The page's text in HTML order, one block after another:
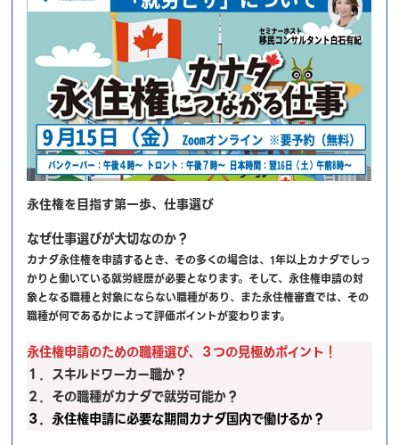
永住権を目指す第一歩、仕事選び
なぜ仕事選びが大切なのか？
カナダ永住権を申請するとき、その多くの場合は、1年以上カナダでしっ
かりと働いている就労経歴が必要となります。そして、永住権申請の対
象となる職種と対象にならない職種があり、また永住権審査では、その
職種が何であるかによって評価ポイントが変わります。
永住権申請のための職種選び、３つの見極めポイント！
１．スキルドワーカー職か？
２．その職種がカナダで就労可能か？
３．永住権申請に必要な期間カナダ国内で働けるか？